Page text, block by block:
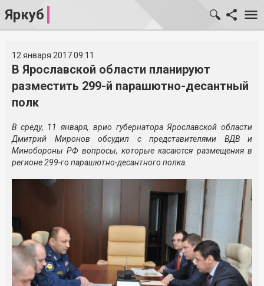
Яркуб
12 января 2017 09:11
В Ярославской области планируют
разместить 299-й парашютно-десантный
полк
В среду, 11 января, врио губернатора Ярославской области
Дмитрий Миронов обсудил с представителями ВДВ и
Минобороны РФ вопросы, которые касаются размещения в
регионе 299-го парашютно-десантного полка.